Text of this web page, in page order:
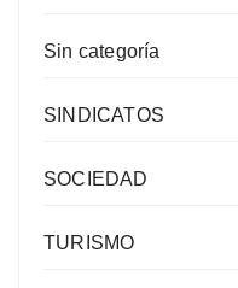
Sin categoría
SINDICATOS
SOCIEDAD
TURISMO